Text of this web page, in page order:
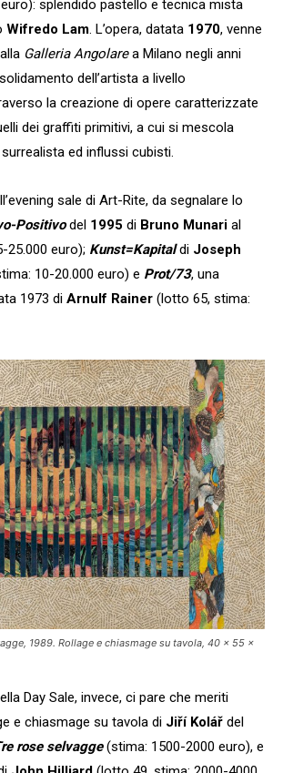
splendido pastello e tecnica mista
Wifredo Lam. L’opera, datata 1970, venne
Galleria Angolarea Milano negli anni
dell’artista a livello
la creazione di opere caratterizzate
dei graffiti primitivi, a cui si mescola
ed influssi cubisti.
sale di Art-Rite, da segnalare lo
Positivodel 1995 di Bruno Munari al
25.000 euro); Kunst=Kapitaldi Joseph
10-20.000 euro) e Prot/73, una
1973 di Arnulf Rainer (lotto 65, stima:
1989. Rollage e chiasmage su tavola, 40 x 55 x
Day Sale, invece, ci pare che meriti
e chiasmage su tavola di Jiří Kolář del
rose selvagge(stima: 1500-2000 euro), e